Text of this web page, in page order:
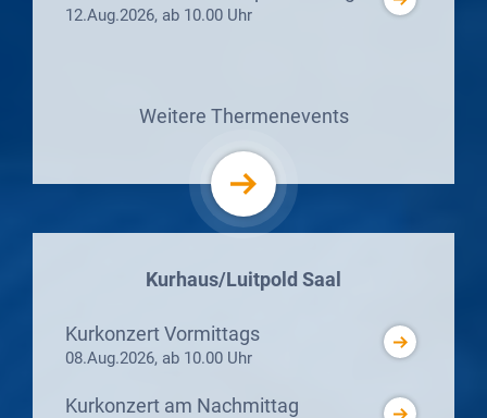
12.Aug.2026, ab 10.00 Uhr
Weitere Thermenevents
Kurhaus/Luitpold Saal
Kurkonzert Vormittags
08.Aug.2026, ab 10.00 Uhr
Kurkonzert am Nachmittag